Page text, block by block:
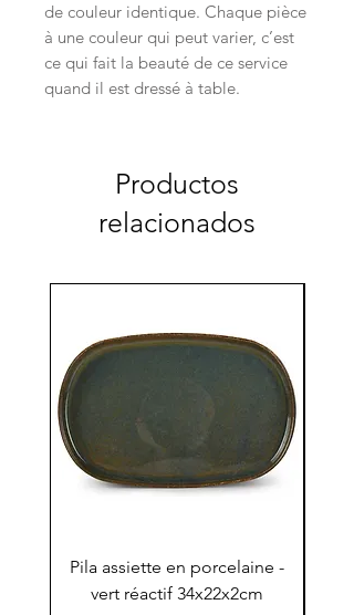
de couleur identique. Chaque pièce
à une couleur qui peut varier, c’est
ce qui fait la beauté de ce service
quand il est dressé à table.
Productos
relacionados
Pila assiette en porcelaine -
vert réactif 34x22x2cm